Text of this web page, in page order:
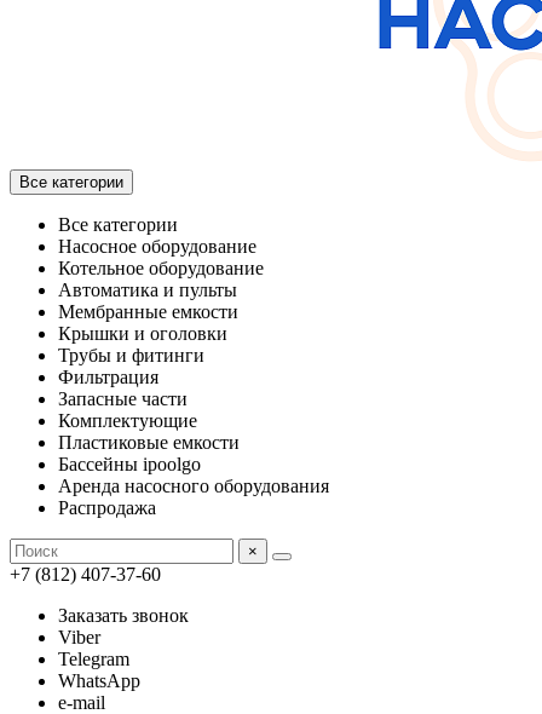
Все категории
Все категории
Насосное оборудование
Котельное оборудование
Автоматика и пульты
Мембранные емкости
Крышки и оголовки
Трубы и фитинги
Фильтрация
Запасные части
Комплектующие
Пластиковые емкости
Бассейны ipoolgo
Аренда насосного оборудования
Распродажа
×
+7 (812) 407-37-60
Заказать звонок
Viber
Telegram
WhatsApp
e-mail